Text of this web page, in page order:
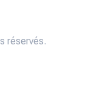
réservés.